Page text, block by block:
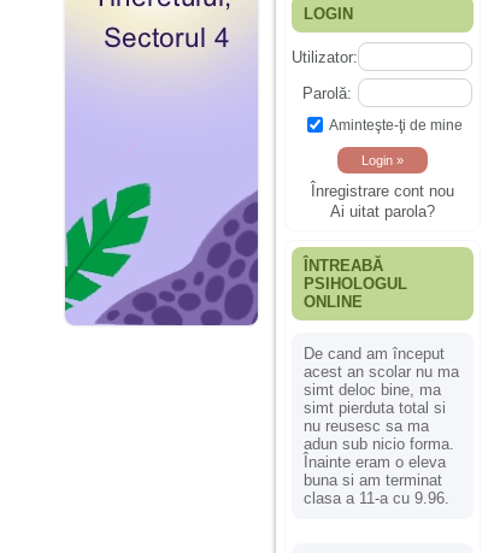
LOGIN
Utilizator:
Parolă:
Aminteşte-ţi de mine
Înregistrare cont nou
Ai uitat parola?
ÎNTREABĂ
PSIHOLOGUL
ONLINE
De cand am început
acest an scolar nu ma
simt deloc bine, ma
simt pierduta total si
nu reusesc sa ma
adun sub nicio forma.
Înainte eram o eleva
buna si am terminat
clasa a 11-a cu 9.96.